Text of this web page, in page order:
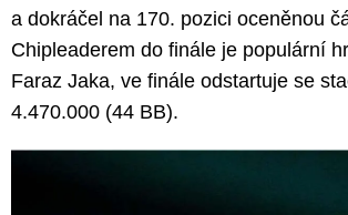
a dokráčel na 170. pozici oceněnou
Chipleaderem do finále je populární
Faraz Jaka, ve finále odstartuje se
4.470.000 (44 BB).